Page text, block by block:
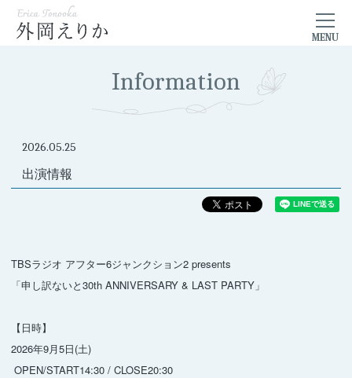
Information
2026.05.25
出演情報
TBSラジオ アフター6ジャンクション2 presents
「申し訳ないと30th ANNIVERSARY & LAST PARTY」
【日時】
2026年9月5日(土)
OPEN/START14:30 / CLOSE20:30